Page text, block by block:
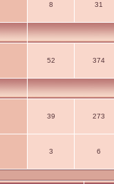
8 31
52 374
39 273
3 6